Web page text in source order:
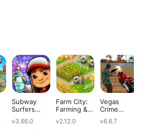
Subway
Surfers
v3.66.0
Farm City:
Farming &
(Mod)
v2.12.0
Vegas
Crime
(Mod)
v6.6.7